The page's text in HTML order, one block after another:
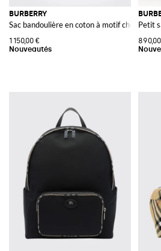
BURBERRY
Sac bandoulière en coton à motif check
1 150,00 €
Petit